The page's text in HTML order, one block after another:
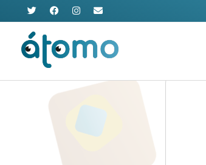
al
contenido